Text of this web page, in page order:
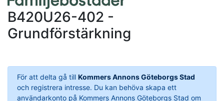
B420U26-402 -
Grundförstärkning
För att delta gå till Kommers Annons Göteborgs Stad
och registrera intresse. Du kan behöva skapa ett
användarkonto på Kommers Annons Göteborgs Stad om